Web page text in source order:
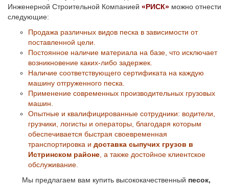
Инженерной Строительной Компанией «РИСК» можно отнести
следующие:
Продажа различных видов песка в зависимости от
поставленной цели.
Постоянное наличие материала на базе, что исключает
возникновение каких-либо задержек.
Наличие соответствующего сертификата на каждую
машину отгруженного песка.
Применение современных производительных грузовых
машин.
Опытные и квалифицированные сотрудники: водители,
грузчики, логисты и операторы, благодаря которым
обеспечивается быстрая своевременная
транспортировка и доставка сыпучих грузов в
Истринском районе , а также достойное клиентское
обслуживание.
Мы предлагаем вам купить высококачественный песок,